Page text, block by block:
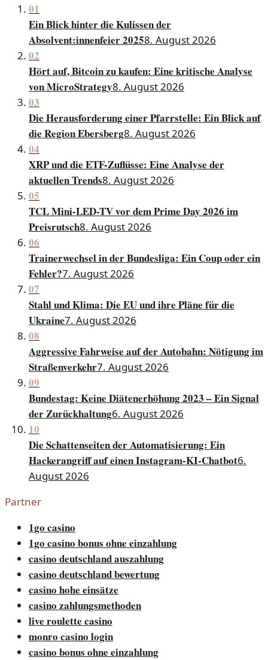
01
Ein Blick hinter die Kulissen der
Absolvent:innenfeier 20258. August 2026
02
Hört auf, Bitcoin zu kaufen: Eine kritische Analyse
von MicroStrategy8. August 2026
03
Die Herausforderung einer Pfarrstelle: Ein Blick auf
die Region Ebersberg8. August 2026
04
XRP und die ETF-Zuflüsse: Eine Analyse der
aktuellen Trends8. August 2026
05
TCL Mini-LED-TV vor dem Prime Day 2026 im
Preisrutsch8. August 2026
06
Trainerwechsel in der Bundesliga: Ein Coup oder ein
Fehler?7. August 2026
07
Stahl und Klima: Die EU und ihre Pläne für die
Ukraine7. August 2026
08
Aggressive Fahrweise auf der Autobahn: Nötigung im
Straßenverkehr7. August 2026
09
Bundestag: Keine Diätenerhöhung 2023 – Ein Signal
der Zurückhaltung6. August 2026
10
Die Schattenseiten der Automatisierung: Ein
Hackerangriff auf einen Instagram-KI-Chatbot6.
August 2026
Partner
1go casino
1go casino bonus ohne einzahlung
casino deutschland auszahlung
casino deutschland bewertung
casino hohe einsätze
casino zahlungsmethoden
live roulette casino
monro casino login
casino bonus ohne einzahlung